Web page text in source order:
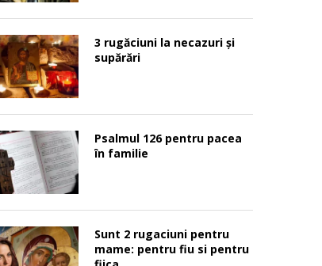
3 rugăciuni la necazuri și
supărări
Psalmul 126 pentru pacea
în familie
Sunt 2 rugaciuni pentru
mame: pentru fiu si pentru